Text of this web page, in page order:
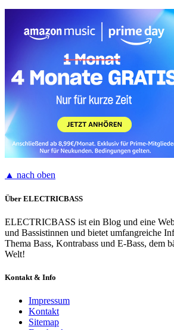
▲ nach oben
Über ELECTRICBASS
ELECTRICBASS ist ein Blog und eine
und Bassistinnen und bietet umfangreiche
Thema Bass, Kontrabass und E-Bass, dem
Welt!
Kontakt & Info
Impressum
Kontakt
Sitemap